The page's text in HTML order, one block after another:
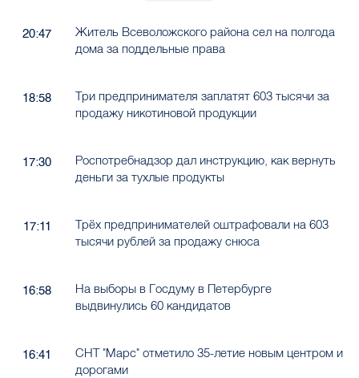
20:47
Житель Всеволожского района сел на полгода
дома за поддельные права
18:58
Три предпринимателя заплатят 603 тысячи за
продажу никотиновой продукции
17:30
Роспотребнадзор дал инструкцию, как вернуть
деньги за тухлые продукты
17:11
Трёх предпринимателей оштрафовали на 603
тысячи рублей за продажу снюса
16:58
На выборы в Госдуму в Петербурге
выдвинулись 60 кандидатов
16:41
СНТ "Марс" отметило 35-летие новым центром и
дорогами